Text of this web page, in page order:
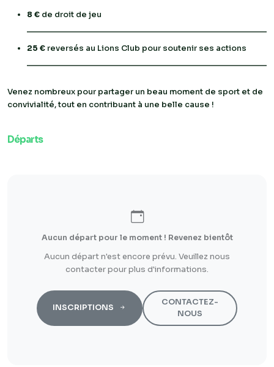
8 € de droit de jeu
25 € reversés au Lions Club pour soutenir ses actions
Venez nombreux pour partager un beau moment de sport et de
convivialité, tout en contribuant à une belle cause !
Départs
Aucun départ pour le moment ! Revenez bientôt
Aucun départ n'est encore prévu. Veuillez nous
contacter pour plus d'informations.
INSCRIPTIONS
CONTACTEZ-
NOUS